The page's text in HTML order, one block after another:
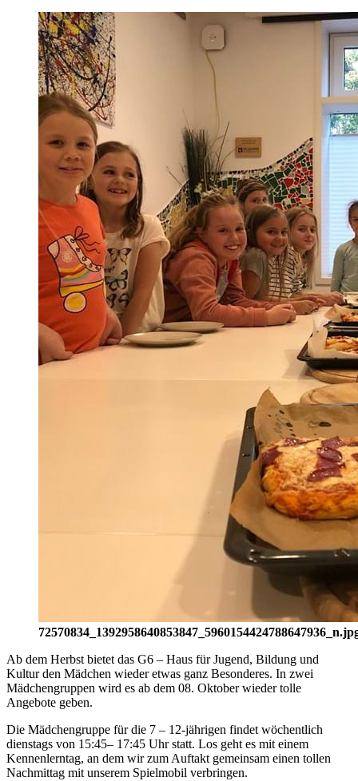
Ab dem Herbst bietet das G6 – Haus für Jugend, Bildung und
Kultur den Mädchen wieder etwas ganz Besonderes. In zwei
Mädchengruppen wird es ab dem 08. Oktober wieder tolle
Angebote geben.
Die Mädchengruppe für die 7 – 12-jährigen findet wöchentlich
dienstags von 15:45– 17:45 Uhr statt. Los geht es mit einem
Kennenlerntag, an dem wir zum Auftakt gemeinsam einen tollen
Nachmittag mit unserem Spielmobil verbringen.